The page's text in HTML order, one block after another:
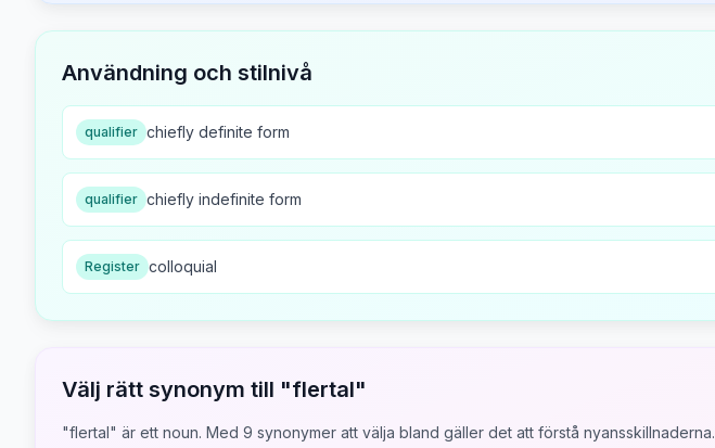
Användning och stilnivå
qualifier chiefly definite form
qualifier chiefly indefinite form
Register colloquial
Välj rätt synonym till "flertal"
"flertal" är ett noun. Med 9 synonymer att välja bland gäller det att förstå nyansskillnaderna.